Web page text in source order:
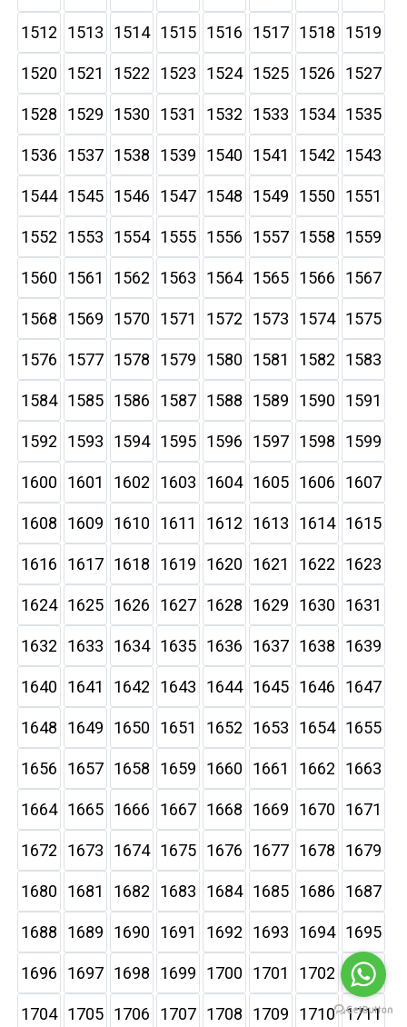
1512 1513 1514 1515 1516 1517 1518 1519
1520 1521 1522 1523 1524 1525 1526 1527
1528 1529 1530 1531 1532 1533 1534 1535
1536 1537 1538 1539 1540 1541 1542 1543
1544 1545 1546 1547 1548 1549 1550 1551
1552 1553 1554 1555 1556 1557 1558 1559
1560 1561 1562 1563 1564 1565 1566 1567
1568 1569 1570 1571 1572 1573 1574 1575
1576 1577 1578 1579 1580 1581 1582 1583
1584 1585 1586 1587 1588 1589 1590 1591
1592 1593 1594 1595 1596 1597 1598 1599
1600 1601 1602 1603 1604 1605 1606 1607
1608 1609 1610 1611 1612 1613 1614 1615
1616 1617 1618 1619 1620 1621 1622 1623
1624 1625 1626 1627 1628 1629 1630 1631
1632 1633 1634 1635 1636 1637 1638 1639
1640 1641 1642 1643 1644 1645 1646 1647
1648 1649 1650 1651 1652 1653 1654 1655
1656 1657 1658 1659 1660 1661 1662 1663
1664 1665 1666 1667 1668 1669 1670 1671
1672 1673 1674 1675 1676 1677 1678 1679
1680 1681 1682 1683 1684 1685 1686 1687
1688 1689 1690 1691 1692 1693 1694 1695
1696 1697 1698 1699 1700 1701 1702 1703
1704 1705 1706 1707 1708 1709 1710 1711